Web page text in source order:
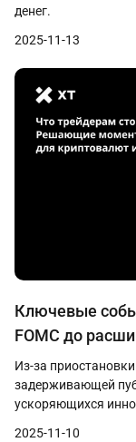
денег.
2025-11-13
Ключевые
FOMC до
Из-за
задерживающей
ускоряющихся
2025-11-10